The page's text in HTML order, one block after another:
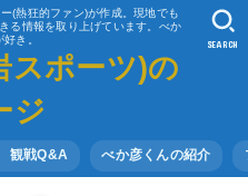
(熱狂的ファン)が作成。現地でも
る情報を取り上げています。べか
き。
スポーツ)の
ジ
観戦Q&A べか彦くんの紹介
SEARCH